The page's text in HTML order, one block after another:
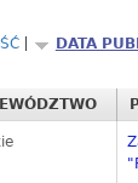
DATA